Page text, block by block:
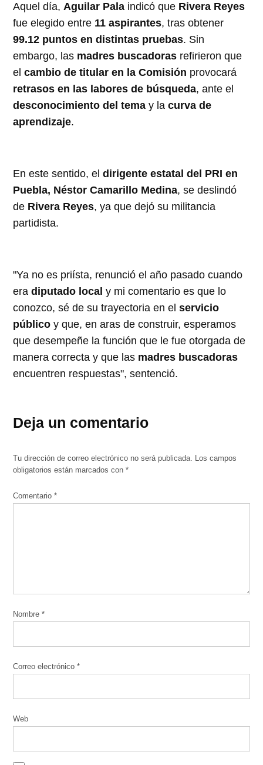
Aquel día, Aguilar Pala indicó que Rivera Reyes
fue elegido entre 11 aspirantes, tras obtener
99.12 puntos en distintas pruebas. Sin
embargo, las madres buscadoras refirieron que
elcambio de titular en la Comisión provocará
retrasos en las labores de búsqueda, ante el
desconocimiento del tema y lacurva de
aprendizaje.
En este sentido, eldirigente estatal del PRI en
Puebla, Néstor Camarillo Medina, se deslindó
de Rivera Reyes, ya que dejó su militancia
partidista.
"Ya no es priísta, renunció el año pasado cuando
eradiputado local y mi comentario es que lo
conozco, sé de su trayectoria en elservicio
público y que, en aras de construir, esperamos
que desempeñe la función que le fue otorgada de
manera correcta y que las madres buscadoras
encuentren respuestas", sentenció.
Deja un comentario
Tu dirección de correo electrónico no será publicada. Los campos
obligatorios están marcados con*
Comentario*
Nombre*
Correo electrónico*
Web